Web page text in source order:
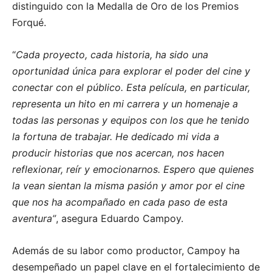
distinguido con la Medalla de Oro de los Premios
Forqué.
“Cada proyecto, cada historia, ha sido una
oportunidad única para explorar el poder del cine y
conectar con el público. Esta película, en particular,
representa un hito en mi carrera y un homenaje a
todas las personas y equipos con los que he tenido
la fortuna de trabajar. He dedicado mi vida a
producir historias que nos acercan, nos hacen
reflexionar, reír y emocionarnos. Espero que quienes
la vean sientan la misma pasión y amor por el cine
que nos ha acompañado en cada paso de esta
aventura”, asegura Eduardo Campoy.
Además de su labor como productor, Campoy ha
desempeñado un papel clave en el fortalecimiento de